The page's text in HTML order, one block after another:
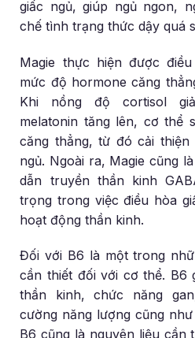
giấc ngủ, giúp ngủ ngon,
chế tình trạng thức dậy quá
Magie thực hiện được
mức độ hormone căng
Khi nồng độ cortisol
melatonin tăng lên, cơ thể
căng thẳng, từ đó cải
ngủ. Ngoài ra, Magie cũng
dẫn truyền thần kinh
trọng trong việc điều hòa
hoạt động thần kinh.
Đối với B6 là một trong
cần thiết đối với cơ thể. B6
thần kinh, chức năng
cường năng lượng cũng
B6 cũng là nguyên liệu cần